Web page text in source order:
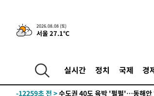
2026.08.08 (토)
서울 27.1℃
실시간 정치 국제 경
청래 44.56%
-19964초 전 >[속보]與 대표 경선 제주·인천 당
42.08%·宋 10.17%
-19498초 전 > 이강인 "아틀레티코 이적 기뻐…등
-13207초 전 >
낮 최고 35도 '무더위'…동해안
-12477초 전 >
틀레티코 이적"
-12259초 전 >수도권 40도 육박 '펄펄'…동해안